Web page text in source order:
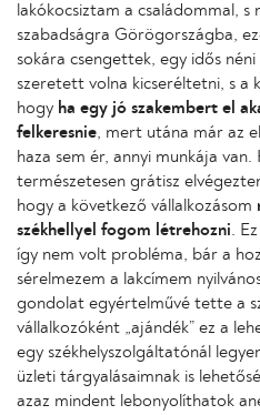
lakókocsiztam a családommal,
szabadságra Görögországba,
sokára csengettek, egy idős
szeretett volna kicseréltetni, s a
hogy ha egy jó szakembert el
felkeresnie , mert utána már az
haza sem ér, annyi munkája
természetesen grátisz
hogy a következő vállalkozásom
székhellyel fogom létrehozni .
így nem volt probléma, bár a
sérelmezem a lakcímem
gondolat egyértelművé tette a
vállalkozóként „ajándék” ez a
egy székhelyszolgáltatónál
üzleti tárgyalásaimnak is
azaz mindent lebonyolíthatok